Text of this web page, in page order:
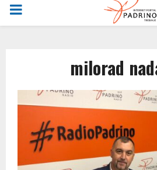
PRIMARY
milorad